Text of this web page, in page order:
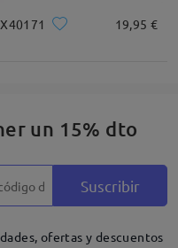
19,95 €
un 15% dto
Suscribir
ofertas y descuentos